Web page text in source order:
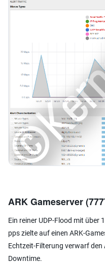
ARK Gameserver
Ein reiner UDP-Flood mit über
pps zielte auf einen ARK-
Echtzeit-Filterung verwarf
Downtime.